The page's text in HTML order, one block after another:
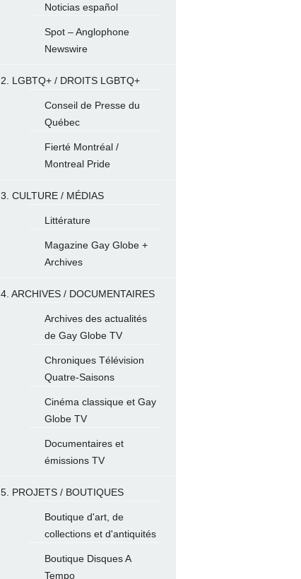
Noticias español
Spot – Anglophone
Newswire
2. LGBTQ+ / DROITS LGBTQ+
Conseil de Presse du
Québec
Fierté Montréal /
Montreal Pride
3. CULTURE / MÉDIAS
Littérature
Magazine Gay Globe +
Archives
4. ARCHIVES / DOCUMENTAIRES
Archives des actualités
de Gay Globe TV
Chroniques Télévision
Quatre-Saisons
Cinéma classique et Gay
Globe TV
Documentaires et
émissions TV
5. PROJETS / BOUTIQUES
Boutique d'art, de
collections et d'antiquités
Boutique Disques A
Tempo